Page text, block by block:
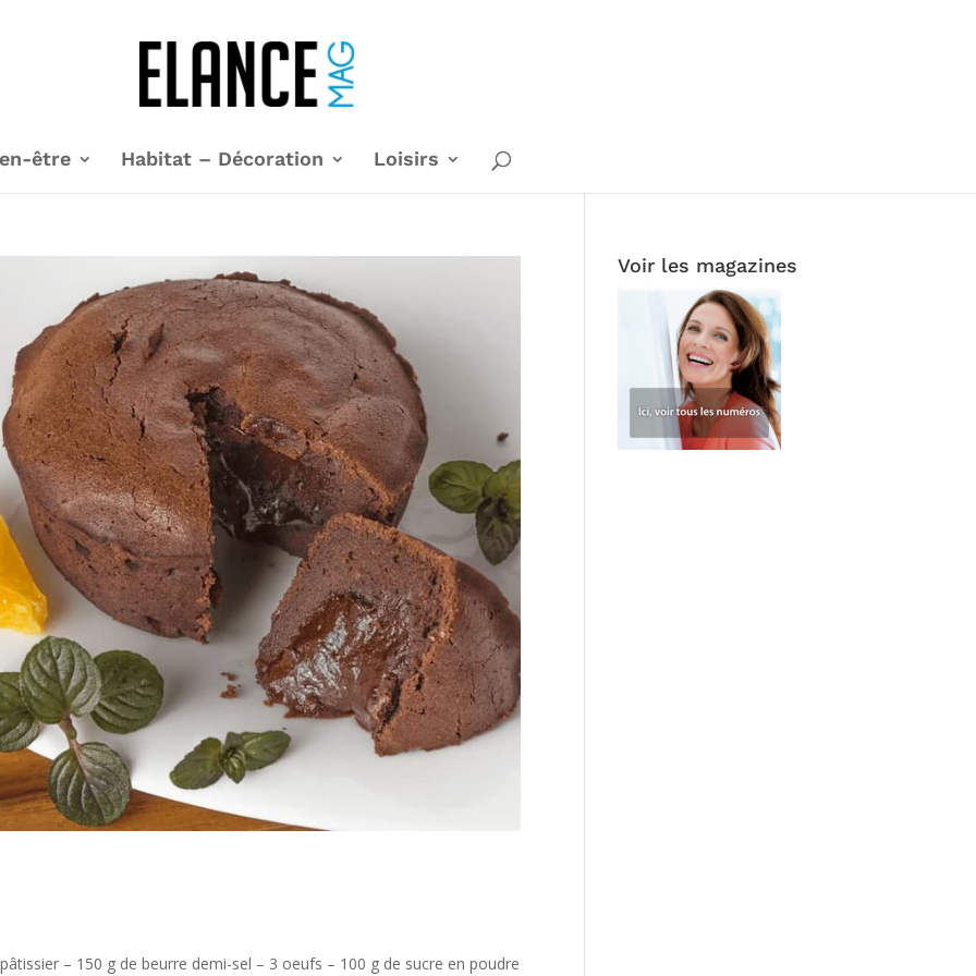
être Habitat – Décoration Loisirs
– 150 g de beurre demi-sel – 3 oeufs – 100 g de sucre en poudre
Voir les magazines